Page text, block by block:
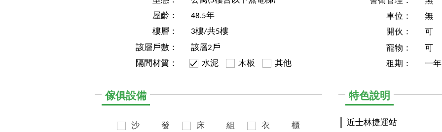
屋齡：
48.5年
樓層：
3樓/共5樓
該層戶數：
該層2戶
隔間材質：
水泥 木板 其他
車位：
無
開伙：
可
寵物：
可
租期：
一年
傢俱設備
沙
發
床
組
衣
櫃
特色說明
近士林捷運站